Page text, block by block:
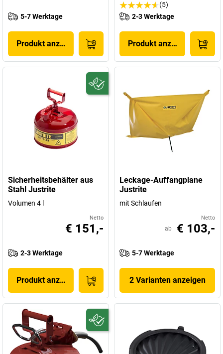
5-7 Werktage
Produkt anzeigen
(5)
2-3 Werktage
Produkt anzeigen
Sicherheitsbehälter aus
Stahl Justrite
Volumen 4 l
Netto
€ 151,-
2-3 Werktage
Produkt anzeigen
Leckage-Auffangplane
Justrite
mit Schlaufen
Netto
ab € 103,-
5-7 Werktage
2 Varianten anzeigen